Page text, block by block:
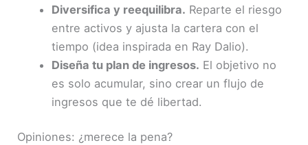
Diversifica y reequilibra. Reparte el riesgo
entre activos y ajusta la cartera con el
tiempo (idea inspirada en Ray Dalio).
Diseña tu plan de ingresos. El objetivo no
es solo acumular, sino crear un flujo de
ingresos que te dé libertad.
Opiniones: ¿merece la pena?